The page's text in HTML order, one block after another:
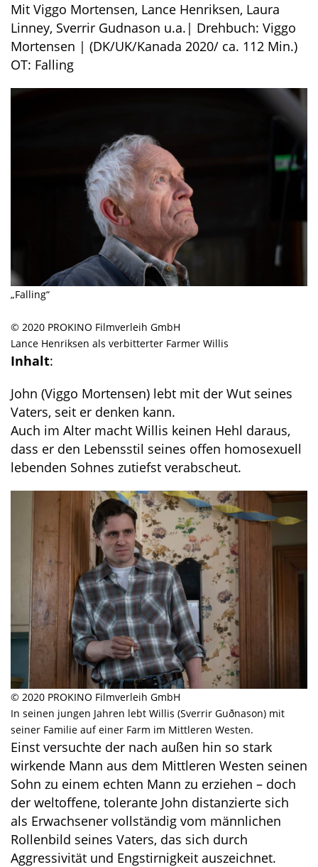
Mit Viggo Mortensen, Lance Henriksen, Laura
Linney, Sverrir Gudnason u.a.| Drehbuch: Viggo
Mortensen | (DK/UK/Kanada 2020/ ca. 112 Min.)
OT: Falling
„Falling“
© 2020 PROKINO Filmverleih GmbH
Lance Henriksen als verbitterter Farmer Willis
Inhalt:
John (Viggo Mortensen) lebt mit der Wut seines
Vaters, seit er denken kann.
Auch im Alter macht Willis keinen Hehl daraus,
dass er den Lebensstil seines offen homosexuell
lebenden Sohnes zutiefst verabscheut.
© 2020 PROKINO Filmverleih GmbH
In seinen jungen Jahren lebt Willis (Sverrir Guðnason) mit
seiner Familie auf einer Farm im Mittleren Westen.
Einst versuchte der nach außen hin so stark
wirkende Mann aus dem Mittleren Westen seinen
Sohn zu einem echten Mann zu erziehen – doch
der weltoffene, tolerante John distanzierte sich
als Erwachsener vollständig vom männlichen
Rollenbild seines Vaters, das sich durch
Aggressivität und Engstirnigkeit auszeichnet.